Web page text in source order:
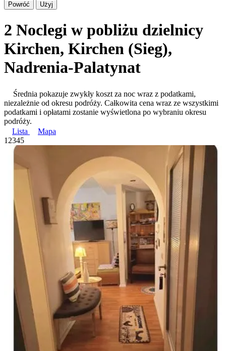
Powróć
Użyj
2 Noclegi w pobliżu dzielnicy
Kirchen, Kirchen (Sieg),
Nadrenia-Palatynat
Średnia pokazuje zwykły koszt za noc wraz z podatkami,
niezależnie od okresu podróży. Całkowita cena wraz ze wszystkimi
podatkami i opłatami zostanie wyświetlona po wybraniu okresu
podróży.
Lista
Mapa
1 2345